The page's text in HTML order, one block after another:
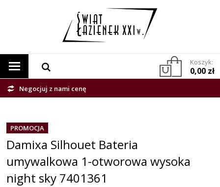
Koszyk:
0,00 zł
Negocjuj z nami cenę
PROMOCJA
Damixa Silhouet Bateria
umywalkowa 1-otworowa wysoka
night sky 7401361